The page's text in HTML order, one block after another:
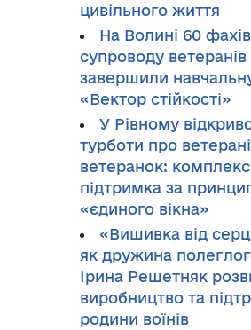
цивільного життя
На Волині 60
супроводу
завершили
«Вектор стійкості»
У Рівному
турботи про
ветеранок:
підтримка за
«єдиного вікна»
«Вишивка від
як дружина
Ірина Решетняк
виробництво та
родини воїнів